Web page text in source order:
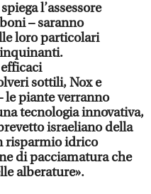
l’assessore
– saranno
loro particolari
sottili, Nox e
le piante verranno
tecnologia innovativa,
israeliano della
risparmio idrico
di pacciamatura che
alberature».